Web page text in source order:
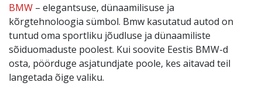
BMW – elegantsuse, dünaamilisuse ja
kõrgtehnoloogia sümbol. Bmw kasutatud autod on
tuntud oma sportliku jõudluse ja dünaamiliste
sõiduomaduste poolest. Kui soovite Eestis BMW-d
osta, pöörduge asjatundjate poole, kes aitavad teil
langetada õige valiku.